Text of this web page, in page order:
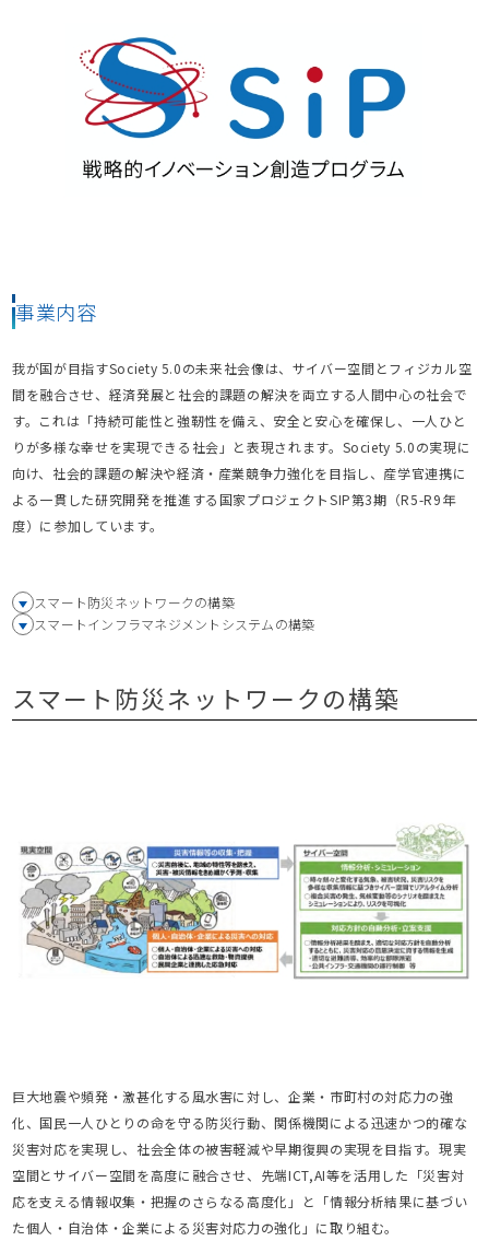
事業内容
我が国が目指すSociety 5.0の未来社会像は、サイバー空間とフィジカル空
間を融合させ、経済発展と社会的課題の解決を両立する人間中心の社会で
す。これは「持続可能性と強靭性を備え、安全と安心を確保し、一人ひと
りが多様な幸せを実現できる社会」と表現されます。Society 5.0の実現に
向け、社会的課題の解決や経済・産業競争力強化を目指し、産学官連携に
よる一貫した研究開発を推進する国家プロジェクトSIP第3期（R5-R9年
度）に参加しています。
スマート防災ネットワークの構築
スマートインフラマネジメントシステムの構築
巨大地震や頻発・激甚化する風水害に対し、企業・市町村の対応力の強
化、国民一人ひとりの命を守る防災行動、関係機関による迅速かつ的確な
災害対応を実現し、社会全体の被害軽減や早期復興の実現を目指す。現実
空間とサイバー空間を高度に融合させ、先端ICT,AI等を活用した「災害対
応を支える情報収集・把握のさらなる高度化」と「情報分析結果に基づい
た個人・自治体・企業による災害対応力の強化」に取り組む。
スマート防災ネットワークの構築